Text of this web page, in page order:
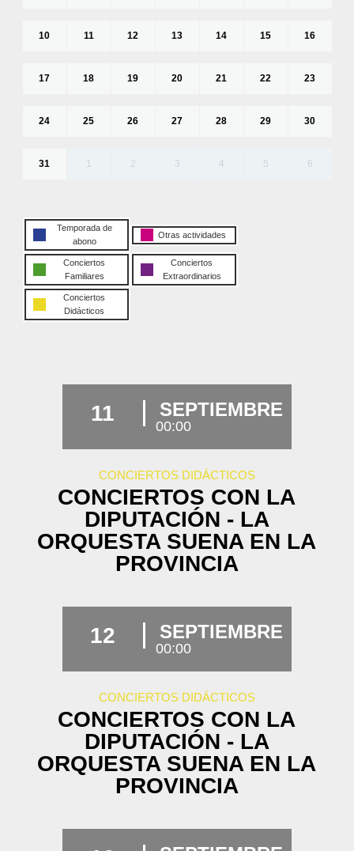
10 11 12 13 14 15 16
17 18 19 20 21 22 23
24 25 26 27 28 29 30
31 1 2 3 4 5 6
Temporada de
abono
Otras actividades
Conciertos
Familiares
Conciertos
Extraordinarios
Conciertos
Didácticos
11 SEPTIEMBRE
00:00
CONCIERTOS DIDÁCTICOS
CONCIERTOS CON LA
DIPUTACIÓN - LA
ORQUESTA SUENA EN LA
PROVINCIA
12 SEPTIEMBRE
00:00
CONCIERTOS DIDÁCTICOS
CONCIERTOS CON LA
DIPUTACIÓN - LA
ORQUESTA SUENA EN LA
PROVINCIA